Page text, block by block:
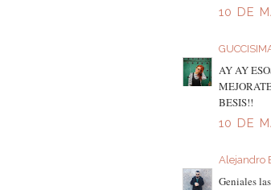
10 DE
AY AY
BESIS!!
10 DE
Alejandro
Geniales